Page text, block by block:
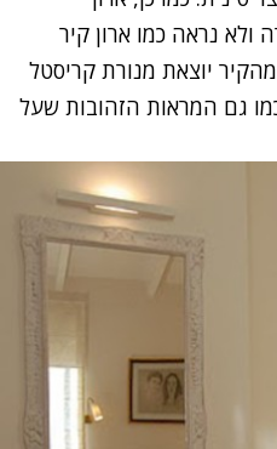
ולא נראה כמו ארון קיר
יוצאת מנורת קריסטל
גם המראות הזהובות שעל